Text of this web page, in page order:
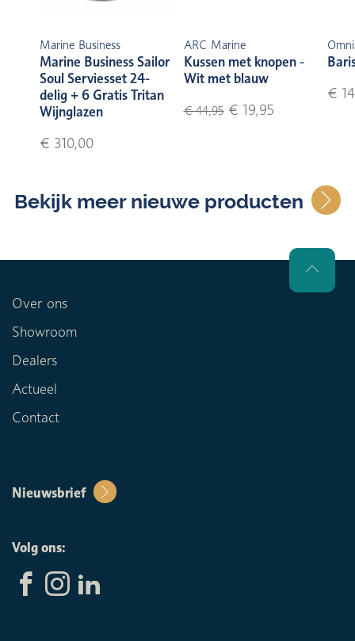
Marine Business
Marine Business Sailor
Soul Serviesset 24-
delig + 6 Gratis Tritan
Wijnglazen
€ 310,00
ARC Marine
Kussen met knopen -
Wit met blauw
€ 44,95€ 19,95
€
Bekijk meer nieuwe producten
Over ons
Showroom
Dealers
Actueel
Contact
Nieuwsbrief
Volg ons: